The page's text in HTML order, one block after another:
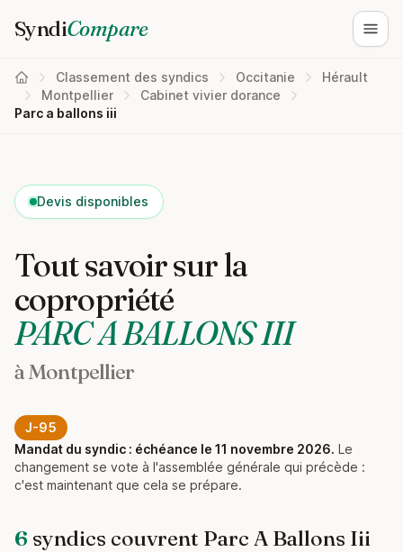
SyndiCompare
Classement des syndics Occitanie
Hérault
Montpellier
Cabinet vivier dorance
Parc a ballons iii
Devis disponibles
Tout savoir sur la
copropriété
PARC A BALLONS III
à Montpellier
J-95
Mandat du syndic : échéance le 11 novembre 2026. Le
changement se vote à l'assemblée générale qui précède :
c'est maintenant que cela se prépare.
6 syndics couvrent Parc A Ballons Iii